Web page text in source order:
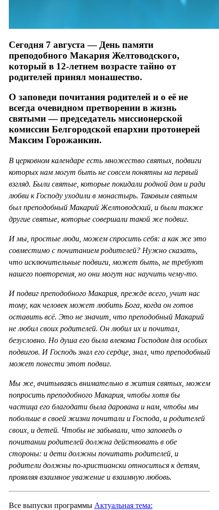
Сегодня 7 августа — День памяти
преподобного Макария Желтоводского,
который в 12-летнем возрасте тайно от
родителей принял монашество.
О заповеди почитания родителей и о её не
всегда очевидном претворении в жизнь
святыми — председатель миссионерской
комиссии Белгородской епархии протоиерей
Максим Горожанкин.
В церковном календаре есть множество святых, подвиги
которых нам могут быть не совсем понятны на первый
взгляд. Были святые, которые покидали родной дом и ради
любви к Господу уходили в монастырь. Таковым святым
был преподобный Макарий Желтоводский, и были также
другие святые, которые совершали такой же подвиг.
И мы, простые люди, можем спросить себя: а как же это
совместимо с почитанием родителей? Нужно сказать,
что исключительные подвиги, может быть, не требуют
нашего повторения, но они могут нас научить чему-то.
И подвиг преподобного Макария, прежде всего, учит нас
тому, как человек может любить Бога, когда он готов
оставить всё. Это не значит, что преподобный Макарий
не любил своих родителей. Он любил их и почитал,
безусловно. Но душа его была влекома Господом для особых
подвигов. И Господь знал его сердце, знал, что преподобный
может понести этот подвиг.
Мы же, вчитываясь внимательно в жития святых, можем
попросить преподобного Макария, чтобы хотя бы
частица его благодати была дарована и нам, чтобы мы
побольше в своей жизни почитали и Господа, и родителей
своих, и детей. Чтобы не забывали, что заповедь о
почитании родителей должна действовать в обе
стороны: и дети должны почитать родителей, и
родители должны по-христиански относиться к детям,
проявляя взаимное уважение и взаимную любовь.
Все выпуски программы Актуальная тема: